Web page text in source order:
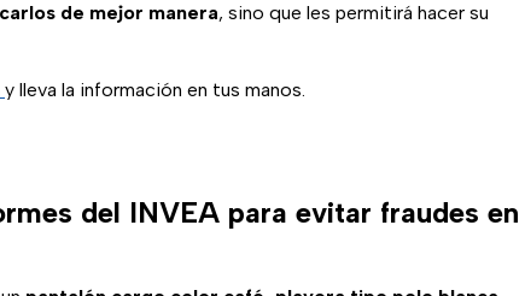
de mejor manera, sino que les permitirá hacer su
y lleva la información en tus manos.
del INVEA para evitar fraudes en